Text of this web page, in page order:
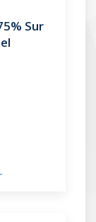
Sur